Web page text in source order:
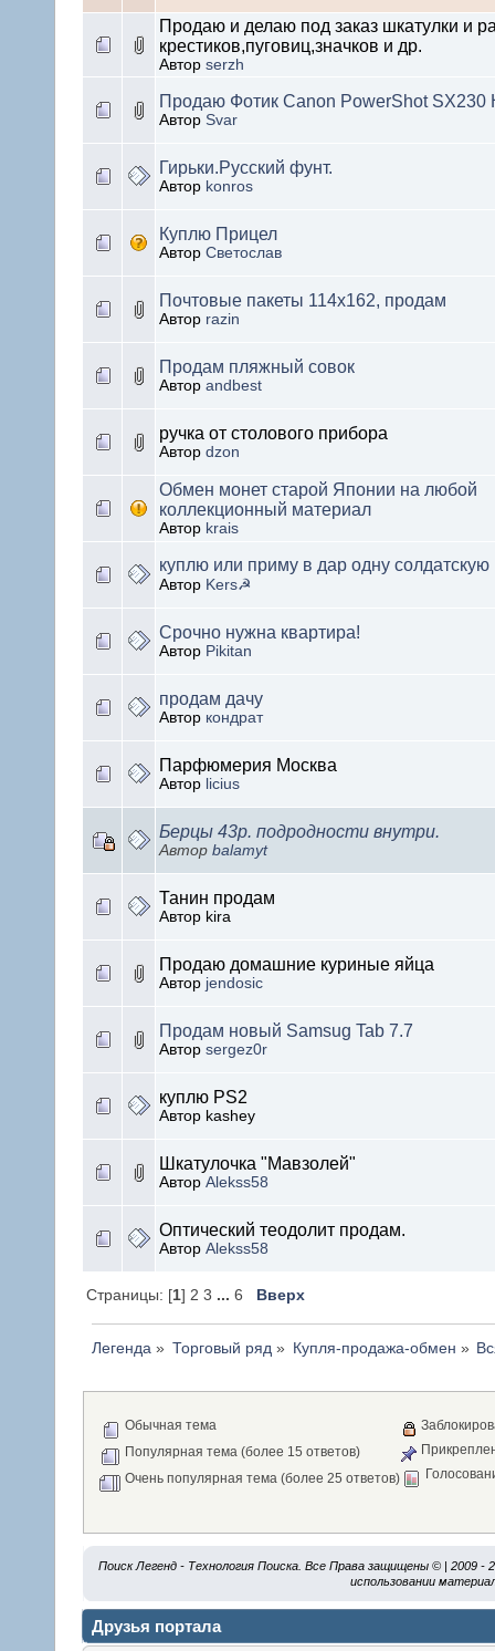
Продаю и делаю под заказ шкатулки и
крестиков,пуговиц,значков и др.
Автор serzh
Продаю Фотик Canon PowerShot SX230
Автор Svar
Гирьки.Русский фунт.
Автор konros
Куплю Прицел
Автор Светослав
Почтовые пакеты 114х162, продам
Автор razin
Продам пляжный совок
Автор andbest
ручка от столового прибора
Автор dzon
Обмен монет старой Японии на любой
коллекционный материал
Автор krais
куплю или приму в дар одну
Автор Kers☭
Срочно нужна квартира!
Автор Pikitan
продам дачу
Автор кондрат
Парфюмерия Москва
Автор licius
Берцы 43р. подродности внутри.
Автор balamyt
Танин продам
Автор kira
Продаю домашние куриные яйца
Автор jendosic
Продам новый Samsug Tab 7.7
Автор sergez0r
куплю PS2
Автор kashey
Шкатулочка "Мавзолей"
Автор Alekss58
Оптический теодолит продам.
Автор Alekss58
Страницы: [1] 2 3 ... 6 Вверх
Легенда » Торговый ряд » Купля-продажа-обмен »
Обычная тема
Популярная тема (более 15 ответов)
Очень популярная тема (более 25 ответов)
Поиск Легенд - Технология Поиска. Все Права защищены © | 2009 -
использовании
Друзья портала